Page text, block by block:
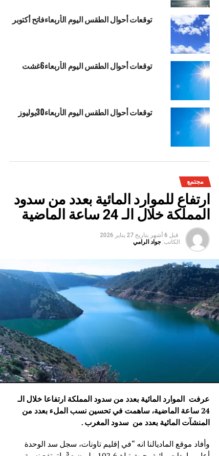
توقعات أحوال الطقس اليوم الأربعاءفاتح أكتوبر
توقعات أحوال الطقس اليوم الأربعاء6غشت
توقعات أحوال الطقس اليوم الأربعاء30يوليوز
مجتمع
ارتفاع للموارد المائية بعدد من سدود
المملكة خلال الـ 24 ساعة الماضية
قبل 6 أشهر بتاريخ 27 يناير 2026
الكاتب: جواد الرامي
عرفت الموارد المائية بعدد من سدود المملكة ارتفاعا خلال الـ
24 ساعة الماضية، ساهمت في تحسين نسب الملء بعدد من
المنشآت المائية بعدد من سدود المغرب .
وأفاد موقع الماديالنا انه “في إقليم تاونات، سجل سد الوحدة